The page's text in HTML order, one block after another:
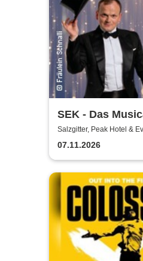
SEK - Das
Broadway Night
Salzgitter, Peak Hotel &
07.11.2026